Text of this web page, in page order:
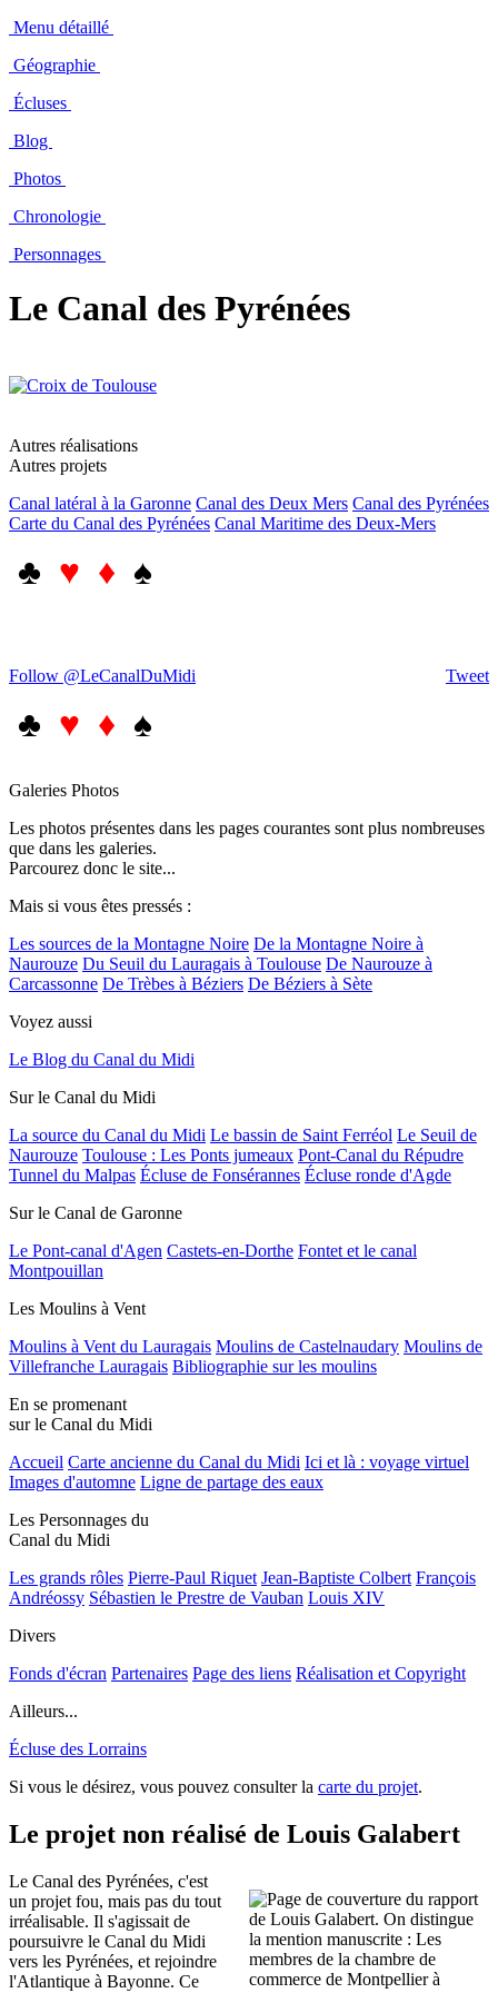
Menu détaillé
Géographie
Écluses
Blog
Photos
Chronologie
Personnages
Le Canal des Pyrénées
Autres réalisations
Autres projets
Canal latéral à la Garonne Canal des Deux Mers Canal des Pyrénées
Carte du Canal des Pyrénées Canal Maritime des Deux-Mers
♣ ♥ ♦ ♠
Tweet
Follow @LeCanalDuMidi
♣ ♥ ♦ ♠
Galeries Photos
Les photos présentes dans les pages courantes sont plus nombreuses
que dans les galeries.
Parcourez donc le site...
Mais si vous êtes pressés :
Les sources de la Montagne Noire De la Montagne Noire à
Naurouze Du Seuil du Lauragais à Toulouse De Naurouze à
Carcassonne De Trèbes à Béziers De Béziers à Sète
Voyez aussi
Le Blog du Canal du Midi
Sur le Canal du Midi
La source du Canal du Midi Le bassin de Saint Ferréol Le Seuil de
Naurouze Toulouse : Les Ponts jumeaux Pont-Canal du Répudre
Tunnel du Malpas Écluse de Fonsérannes Écluse ronde d'Agde
Sur le Canal de Garonne
Le Pont-canal d'Agen Castets-en-Dorthe Fontet et le canal
Montpouillan
Les Moulins à Vent
Moulins à Vent du Lauragais Moulins de Castelnaudary Moulins de
Villefranche Lauragais Bibliographie sur les moulins
En se promenant
sur le Canal du Midi
Accueil Carte ancienne du Canal du Midi Ici et là : voyage virtuel
Images d'automne Ligne de partage des eaux
Les Personnages du
Canal du Midi
Les grands rôles Pierre-Paul Riquet Jean-Baptiste Colbert François
Andréossy Sébastien le Prestre de Vauban Louis XIV
Divers
Fonds d'écran Partenaires Page des liens Réalisation et Copyright
Ailleurs...
Écluse des Lorrains
Si vous le désirez, vous pouvez consulter la carte du projet.
Le projet non réalisé de Louis Galabert
Le Canal des Pyrénées, c'est
un projet fou, mais pas du tout
irréalisable. Il s'agissait de
poursuivre le Canal du Midi
vers les Pyrénées, et rejoindre
l'Atlantique à Bayonne. Ce